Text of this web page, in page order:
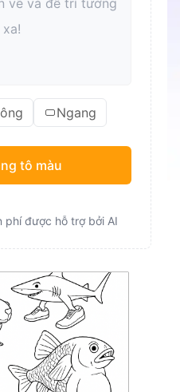
Ngang
tô màu
phí được hỗ trợ bởi AI